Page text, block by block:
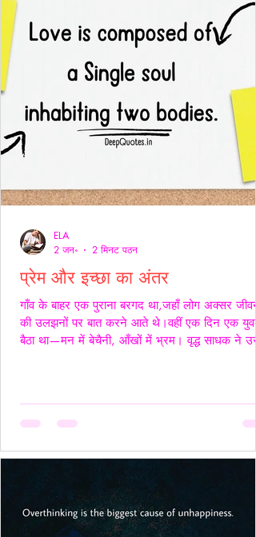
प्रेम और इच्छा का अंतर
गाँव के बाहर एक पुराना बरगद था,जहाँ लोग अक्सर जीवन
की उलझनों पर बात करने आते थे।वहीं एक दिन एक युवक
बैठा था—मन में बेचैनी, आँखों में भ्रम। वृद्ध साधक ने उसे
अनुग्रह समझो।और यदि अस्वीकार करे,तो उसकी इच्छा
उन्होंने ठहरकर कहा—
ELA
2 जन॰
2 मिनट पठन